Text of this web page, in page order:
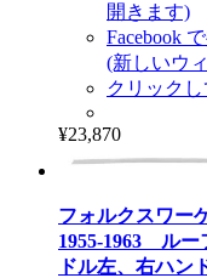
開きます)
Facebook
(新しいウ
クリック
¥23,870
フォルクスワ
1955-1963 ル
ドル左、右ハ